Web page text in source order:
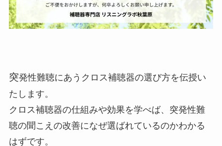
突発性難聴にあうクロス補聴器の選び方を伝授い
たします。
クロス補聴器の仕組みや効果を学べば、突発性難
聴の聞こえの改善になぜ選ばれているのかわかる
はずです。